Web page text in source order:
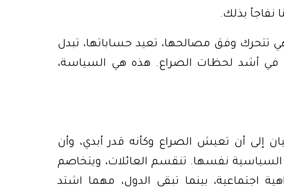
نفاجأ بذلك.
تتحرك وفق مصالحها، تعيد حساباتها، تبدل
في أشد لحظات الصراع. هذه هي السياسة،
إلى أن تعيش الصراع وكأنه قدر أبدي، وأن
نفسها. تنقسم العائلات، ويتخاصم
اجتماعية، بينما تبقى الدول، مهما اشتد